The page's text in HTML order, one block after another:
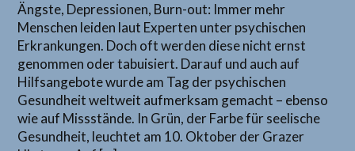
Ängste, Depressionen, Burn-out: Immer mehr
Menschen leiden laut Experten unter psychischen
Erkrankungen. Doch oft werden diese nicht ernst
genommen oder tabuisiert. Darauf und auch auf
Hilfsangebote wurde am Tag der psychischen
Gesundheit weltweit aufmerksam gemacht – ebenso
wie auf Missstände. In Grün, der Farbe für seelische
Gesundheit, leuchtet am 10. Oktober der Grazer